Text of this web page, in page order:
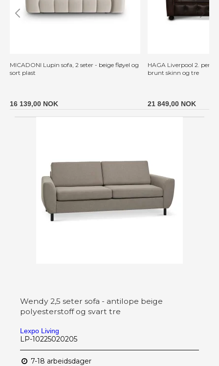
MICADONI Lupin sofa, 2 seter - beige fløyel og
sort plast
16 139,00 NOK
HAGA Liverpool 2.
brunt skinn og tre
21 849,00 NOK
Wendy 2,5 seter sofa - antilope beige
polyesterstoff og svart tre
Lexpo Living
LP-10225020205
7-18 arbeidsdager